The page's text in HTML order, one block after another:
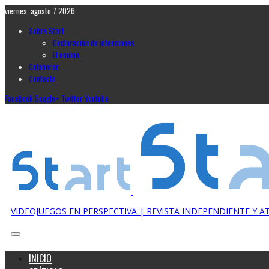
viernes, agosto 7 2026
Sobre Start
Declaración de intenciones
El equipo
Colaborar
Contacto
FacebookGoogle+ TwitterYoutube
VIDEOJUEGOS EN PERSPECTIVA | REVISTA INDEPENDIENTE Y
INICIO